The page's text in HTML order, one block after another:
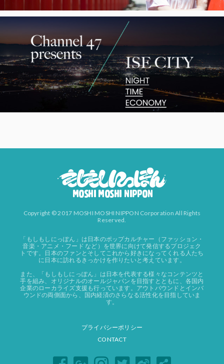
Copyright © 2017 MOSHI MOSHI NIPPON Corporation All Rights
Reserved.
「もしもしにっぽん」は日本のポップカルチャー（ファッション・
音楽・アニメ・フード など）を世界に向けて発信するプロジェク
トです。日本のファンとそしてこれから好きになってくれる人たち
に日本に訪れるきっかけを作りたいと考えています。
また、「もしもしにっぽん」は日本を代表する様々なコンテンツと
手を組み、オリジナルのオールジャパンを目指すとともに、各国内
企業のローカライズ支援も行っています。アウトバウンドとインバ
ウンドの両側面から、国内経済のさらなる活性化を目指していま
す。
プライバシーポリシー
CONTACT